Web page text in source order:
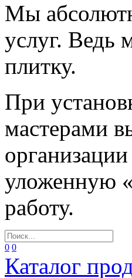
Мы
услуг. Ведь
плитку.
При
мастерами
уложенную
работу.
0 0
Каталог